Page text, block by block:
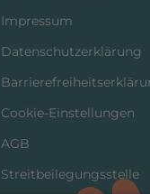
Impressum
Datenschutzerklärung
Cookie-Einstellungen
AGB
Streitbeilegungsstelle